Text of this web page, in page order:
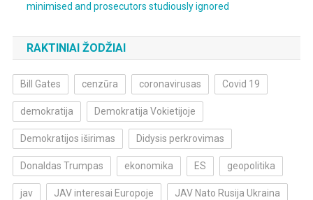
minimised and prosecutors studiously ignored
RAKTINIAI ŽODŽIAI
Bill Gates cenzūra coronavirusas Covid 19
demokratija Demokratija Vokietijoje
Demokratijos iširimas Didysis perkrovimas
Donaldas Trumpas ekonomika ES geopolitika
jav JAV interesai Europoje JAV Nato Rusija Ukraina